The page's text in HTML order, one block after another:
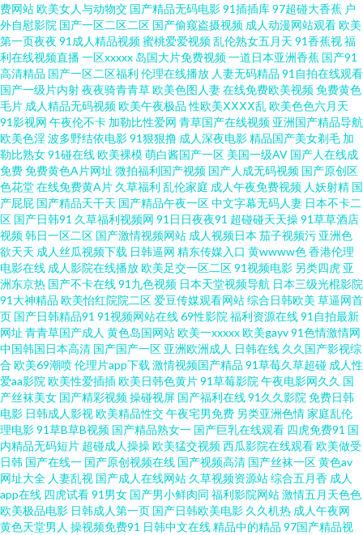
色导航 成人Av午夜影视 黑丝袜喷水视频 麻豆三级片大全 人人操爱爱 色五月
97 亚洲免费成人电影 91巨炮视频在线 日韩AV撸 天天夜夜肏 肏逼社区 韩国av
永久免费 久草色视频 欧美极品视频 91热视 a级影院私人 国产第2页 久草成人
福利 蜜桃视频在线观看 日韩欧美中文自拍 91ri精品 激情夜色av 欧美成人精
品 日韩操操网 午夜小视频在线 91九九九在线 国产探花福利导航 久久香蕉网
视频 日本色天堂 婷婷五月天社区 中文字幕丰满少妇 97超碰性爱 九一网站永
久免费 欧美少女性性交 日韩色图自拍 一级片人妖 99超碰人人爱 国产91视频
在线 欧美小性爱 婷婷五月色偷 亚洲色图自拍 99三级伦理片网 超碰人人大 欧
美韩爆操逼 色婷婷成人网址 91视频国产网址 操人妻网页 日本视频五区 午夜
性爱片 成人黄色电影院 国产乱人一区 久操婷婷福利姬 伊人成人社区 成人香
蕉视频在线 后入白丝尤物 老湿浮力院 色色视频自拍首页 亚洲丝袜足交 91密
臀 成人AV资源 老湿机午夜 91免费在线看 成人97 国产视频在线91 久久伊人
一区 欧美野外性V 91探花app 东方aV一男一女 久久精点视频 欧美日韩性爱网
费网站欧美女人与动物交 国产精品无码电影91插插库97超碰大香蕉 户
外自慰影院 国产一区二区二区 国产偷窥盗摄视频 成人动漫网站观看欧美
第一页夜夜 91成人精品视频蜜桃爱爱视频乱伦熟女五月天 91香蕉视福
利在线视频直播一区xxxxx 岛国大片免费视频一道日本亚洲香蕉 国产91
高清精品 国产一区二区福利 伦理在线播放 人妻无码精品 91自拍在线观看
国产一级片内射夜夜骑青青草欧美色图人妻在线免费欧美视频免费黄色
毛片 成人精品无码视频欧美午夜极品 性欧美ⅩⅩⅩⅩ乱欧美色色六月天
91影视网 午夜伦不卡 加勒比性爱网 青草国产在线视频 亚洲国产精品导航
欧美色淫波多野结依电影91狠狠撸 成人深夜电影精品国产美女剃毛 加
勒比熟女91碰在线欧美裸模萌白酱国产一区 美国一级AV 国产人在线成
免费免费黄色A片网址 微拍福利国产视频 国产人成无码视频 国产原创区
色花堂在线免费黄A片 久草福利 乱伦家庭 成人午夜免费视频 人妖射精 国
产屁屁 国产精品天干天 国产精品午夜一区中文字幕无码人妻 日本不卡二
区 国产日韩91 久草福利视频网 91日日夜夜91 超碰碰天天操91草草酒店
视频韩日一区二区 国产激情视频网站 成人视频日本 茄子视频污 亚洲色
欲天天 成人丝瓜视频下载 日韩逼网 精东传媒入口 黄wwww色香港伦理
电影在线 成人影院在线播放欧美足交一区二区91视频电影 另类四虎 亚
洲东京热 国产不卡在线91九色视频 日本天堂视频导航 日本三级光棍影院
91大神精品 欧美怡红院院二区爱豆传媒观看网站综合日韩欧美 草逼网首
页 国产日韩精品91 91视频网站在线69性影院 福利资源在线91自拍最新
网址 青青草国产成人 黄色岛国网站欧美一xxxxx欧美gayv91色情激情网
中国韩国日本高清 国产国产一区 亚洲欧洲成人 日韩在线 久久国产影视综
合 欧美69潮喷伦理片app下载 激情视频国产精品 91草莓久草超碰 成人性
爱aa影院 欧美性爱插插欧美日韩色黄片91草莓影院 午夜电影网久久 国
产丝袜美女 国产精彩视频操碰视屏 国产福利在线91久久影院 免费日韩
电影 日韩成人影视欧美精品性交午夜宅男免费 另类亚洲色情家庭乱伦
理电影91草B草B视频 国产精品熟女一 国产巨乳在线观看 四虎免费91 国
内精品无码短片 超碰成人操操欧美猛交视频西瓜影院在线观看欧美做受
日韩 国产在线一 国产原创视频在线 国产视频高清 国产丝袜一区黄色av
网址大全 人妻乱视 国产成人在线网站 久草视频资源站综合五月香 成人
app在线 四虎试看91男女 国产男小鲜肉同 福利影院网站激情五月天色色
欧美极品电影 日韩成人第一页 国产日韩欧美电影 久久机热 成人午夜网
黄色天堂男人 操视频免费91 日韩中文在线精品中的精品 97国产精品视